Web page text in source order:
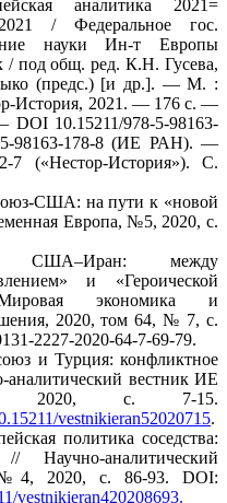
аналитика 2021=
/ Федеральное гос.
науки Ин-т Европы
/ под общ. ред. К.Н. Гусева,
(предс.) [и др.]. — М. :
История, 2021. — 176 с. —
DOI 10.15211/978-5-98163-
98163-178-8 (ИЕ РАН). —
7 («Нестор-История»). С.
США: на пути к «новой
Европа, №5, 2020, с.
между
и «Героической
экономика и
2020, том 64, № 7, с.
2227-2020-64-7-69-79.
и Турция: конфликтное
аналитический вестник ИЕ
с. 7-15.
vestnikieran52020715.
политика соседства:
Научно-аналитический
2020, с. 86-93. DOI:
vestnikieran420208693.